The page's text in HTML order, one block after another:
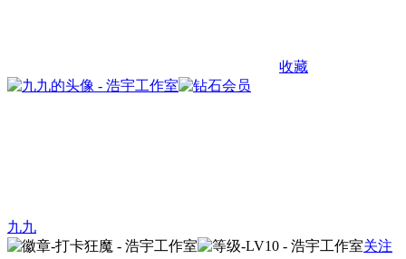
收藏
九九
关注